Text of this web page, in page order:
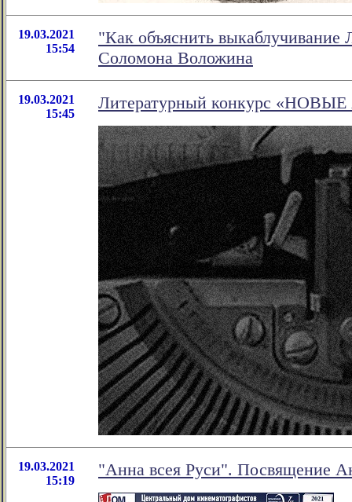
19.03.2021
15:54
"Как объяснить выкаблучивание
Соломона Воложина
19.03.2021
15:45
Литературный конкурс
19.03.2021
15:19
"Анна всея Руси". Посвящение